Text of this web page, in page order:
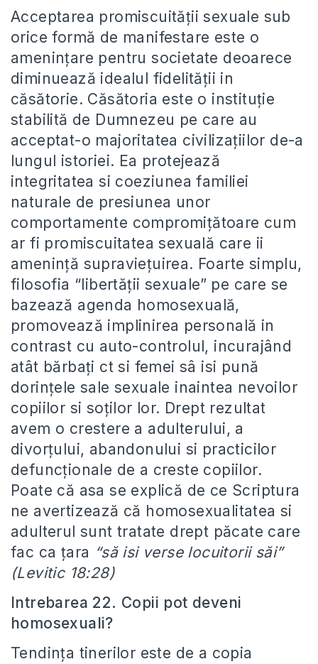
Acceptarea promiscuității sexuale sub
orice formă de manifestare este o
amenințare pentru societate deoarece
diminuează idealul fidelității in
căsătorie. Căsătoria este o instituție
stabilită de Dumnezeu pe care au
acceptat-o majoritatea civilizațiilor de-a
lungul istoriei. Ea protejează
integritatea si coeziunea familiei
naturale de presiunea unor
comportamente compromițătoare cum
ar fi promiscuitatea sexuală care ii
amenință supraviețuirea. Foarte simplu,
filosofia “libertății sexuale” pe care se
bazează agenda homosexuală,
promovează implinirea personală in
contrast cu auto-controlul, incurajând
atât bărbați ct si femei sâ isi pună
dorințele sale sexuale inaintea nevoilor
copiilor si soților lor. Drept rezultat
avem o crestere a adulterului, a
divorțului, abandonului si practicilor
defuncționale de a creste copiilor.
Poate că asa se explică de ce Scriptura
ne avertizează că homosexualitatea si
adulterul sunt tratate drept păcate care
fac ca țara “să isi verse locuitorii săi”
(Levitic 18:28)
Intrebarea 22. Copii pot deveni
homosexuali?
Tendința tinerilor este de a copia